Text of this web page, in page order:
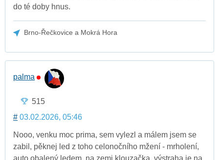
do té doby hnus.
Brno-Řečkovice a Mokrá Hora
palma
515
# 03.02.2026, 05:46
Nooo, venku moc prima, sem vylezl a málem jsem se
zabil, pěknej led z toho celonočního mžení - mrholení,
auto obalený ledem, na zemi klouzačka, výstraha je na